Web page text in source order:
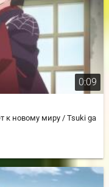
0:09
к новому миру / Tsuki ga